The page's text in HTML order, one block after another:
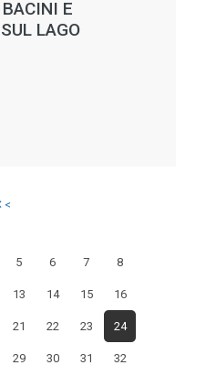
E
LAGO
<
5 6 7 8
13 14 15 16
21 22 23 24
29 30 31 32